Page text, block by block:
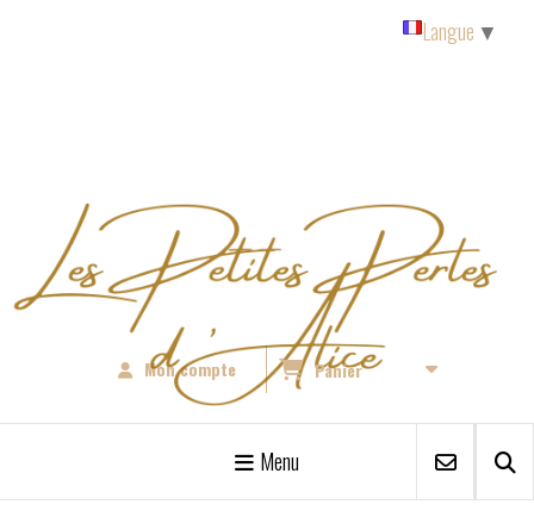
Mon compte Panier
Menu
Langue ▼